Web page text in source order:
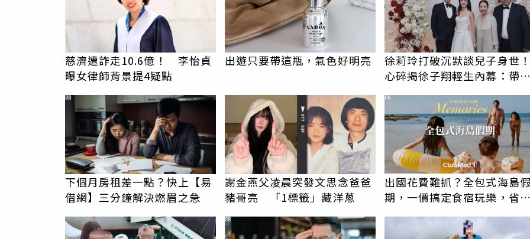
慈濟遭詐走10.6億！ 李怡貞
曝女律師背景提4疑點
出遊只要帶這瓶，氣色好明亮
徐莉玲打破沉默談兒子身世
心碎揭徐子翔輕生內幕：帶
下個月房租差一點？快上【易
借網】三分鐘解決燃眉之急
PR
謝金燕父凌晨突發文思念爸爸
豬哥亮 「1標籤」藏洋蔥
出國花費難抓？全包式海島
期，一價搞定食宿玩樂，省
PR
PR